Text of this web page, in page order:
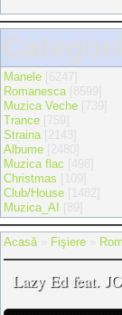
Manele
Romanesca
Muzica Veche
Trance
Straina
Albume
Muzica flac
Christmas
Club/House
Muzica_AI
Acasă» Fişiere
Lazy Ed feat.